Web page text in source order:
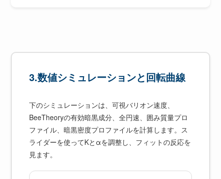
3.数値シミュレーションと回転曲線
下のシミュレーションは、可視バリオン速度、
BeeTheoryの有効暗黒成分、全円速、囲み質量プロ
ファイル、暗黒密度プロファイルを計算します。ス
ライダーを使ってKとαを調整し、フィットの反応を
見ます。